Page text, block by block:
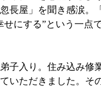
長屋」を聞き感涙
にする”という一
子入り。住み込み修
いただきました。